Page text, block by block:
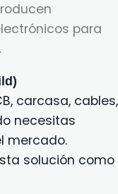
para
carcasa, cables,
necesitas
mercado.
solución como